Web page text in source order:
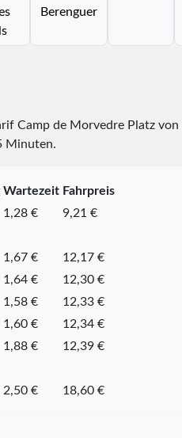
Berenguer
Camp de Morvedre Platz von
Minuten.
Wartezeit Fahrpreis
1,28 €
9,21 €
1,67 €
12,17 €
1,64 €
12,30 €
1,58 €
12,33 €
1,60 €
12,34 €
1,88 €
12,39 €
2,50 € 18,60 €